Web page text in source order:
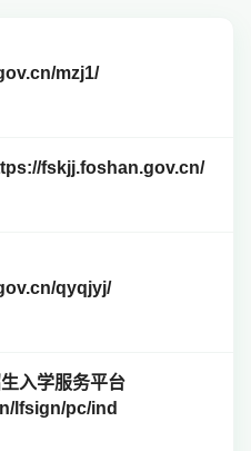
mzj1/
fskjj.foshan.gov.cn/
qyqjyj/
入学服务平台
lfsign/pc/ind